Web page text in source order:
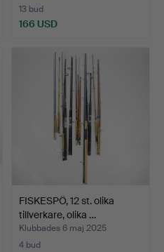
13 bud
166 USD
FISKESPÖ, 12 st. olika
tillverkare, olika …
Klubbades 6 maj 2025
4 bud